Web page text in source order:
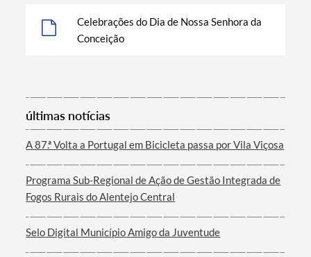
Termo de Pesquisa
Categorias gerais
Celebrações do Dia de Nossa Senhora da
Conceição
últimas notícias
A 87.ª Volta a Portugal em Bicicleta passa por Vila Viçosa
Programa Sub-Regional de Ação de Gestão Integrada de
Fogos Rurais do Alentejo Central
Selo Digital Município Amigo da Juventude